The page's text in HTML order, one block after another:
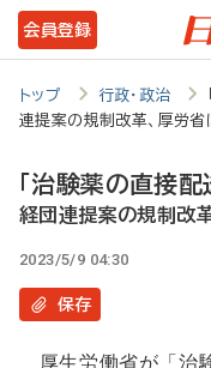
メ
イ
コ
テ
ツ
に
会員登録
トップ 行政・政治
連提案の規制改革、厚労省
「治験薬の直接
経団連提案の規制改
2023/5/9 04:30
保存
厚生労働省が「治